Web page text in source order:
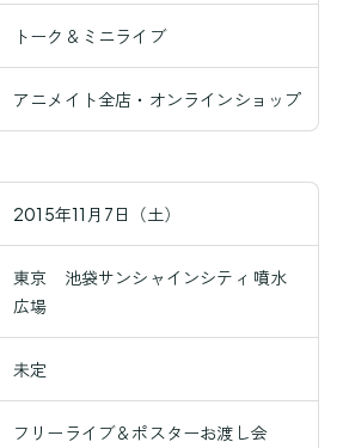
トーク＆ミニライブ
アニメイト全店・オンラインショップ
2015年11月7日（土）
東京 池袋サンシャインシティ 噴水
広場
未定
フリーライブ＆ポスターお渡し会